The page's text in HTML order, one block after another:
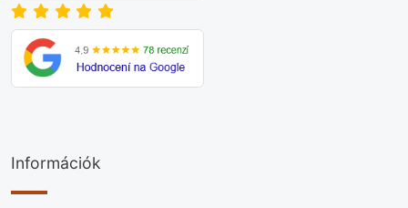
Információk